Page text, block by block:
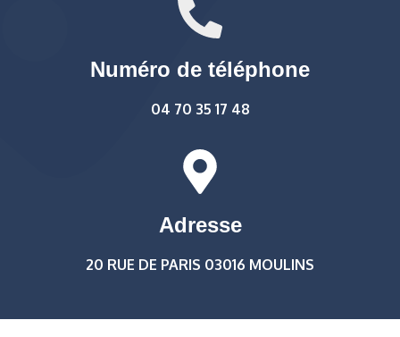
Numéro de téléphone
04 70 35 17 48
Adresse
20 RUE DE PARIS 03016 MOULINS